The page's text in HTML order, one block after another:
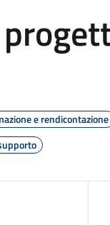
e rendicontazione